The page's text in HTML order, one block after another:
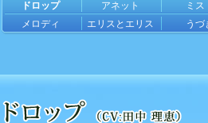
ドロップ アネット
ミス
メロディ
エリスとエリス うづ